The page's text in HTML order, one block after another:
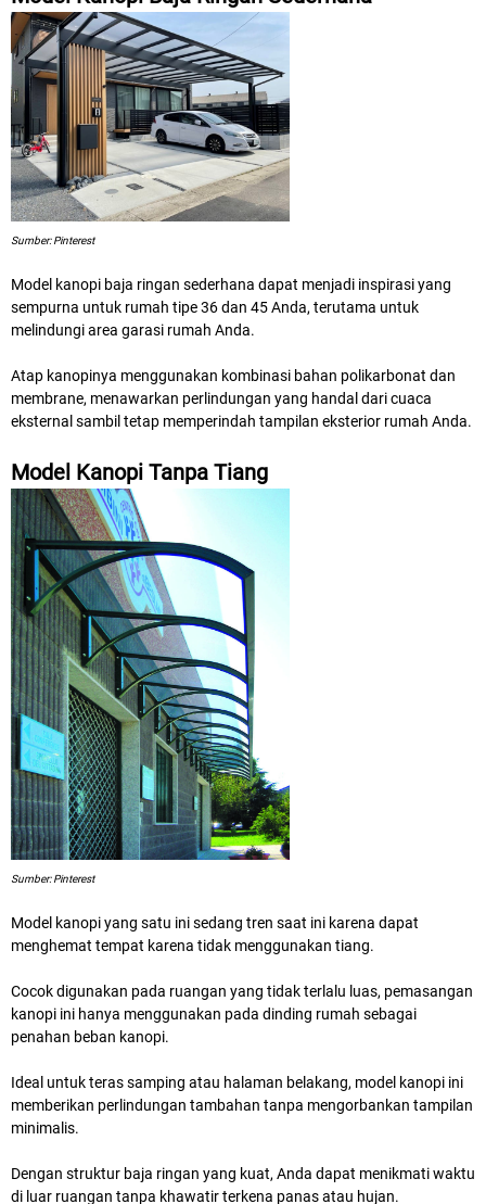
Sumber: Pinterest
Model kanopi baja ringan sederhana dapat menjadi inspirasi yang
sempurna untuk rumah tipe 36 dan 45 Anda, terutama untuk
melindungi area garasi rumah Anda.
Atap kanopinya menggunakan kombinasi bahan polikarbonat dan
membrane, menawarkan perlindungan yang handal dari cuaca
eksternal sambil tetap memperindah tampilan eksterior rumah Anda.
Model Kanopi Tanpa Tiang
Sumber: Pinterest
Model kanopi yang satu ini sedang tren saat ini karena dapat
menghemat tempat karena tidak menggunakan tiang.
Cocok digunakan pada ruangan yang tidak terlalu luas, pemasangan
kanopi ini hanya menggunakan pada dinding rumah sebagai
penahan beban kanopi.
Ideal untuk teras samping atau halaman belakang, model kanopi ini
memberikan perlindungan tambahan tanpa mengorbankan tampilan
minimalis.
Dengan struktur baja ringan yang kuat, Anda dapat menikmati waktu
di luar ruangan tanpa khawatir terkena panas atau hujan.